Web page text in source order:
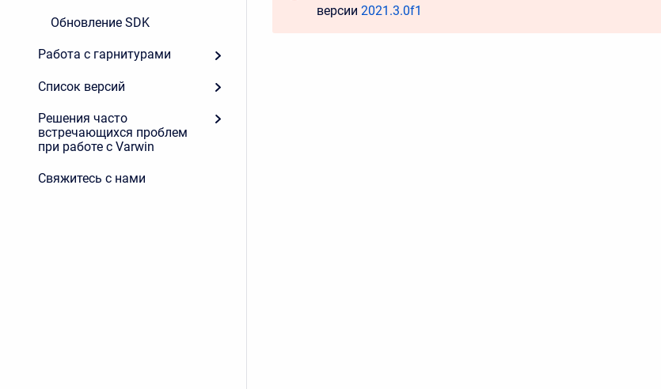
Обновление SDK
Работа с гарнитурами
Список версий
Решения часто
встречающихся проблем
при работе с Varwin
Свяжитесь с нами
версии 2021.3.0f1